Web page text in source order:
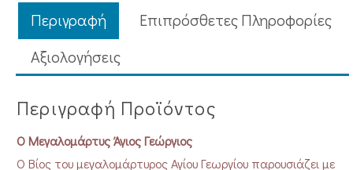
Περιγραφή
Επιπρόσθετες Πληροφορίες
Aξιολογήσεις
Περιγραφή Προϊόντος
Ο Μεγαλομάρτυς Άγιος Γεώργιος
Ο Βίος του μεγαλομάρτυρος Αγίου Γεωργίου παρουσιάζει με